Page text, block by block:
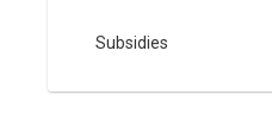
Subsidies